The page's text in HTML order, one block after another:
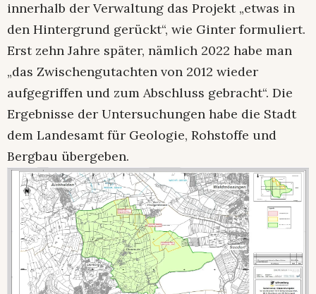
innerhalb der Verwaltung das Projekt „etwas in
den Hintergrund gerückt“, wie Ginter formuliert.
Erst zehn Jahre später, nämlich 2022 habe man
„das Zwischengutachten von 2012 wieder
aufgegriffen und zum Abschluss gebracht“. Die
Ergebnisse der Untersuchungen habe die Stadt
dem Landesamt für Geologie, Rohstoffe und
Bergbau übergeben.